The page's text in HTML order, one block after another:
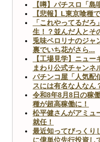
【噂】パチスロ「
【悲報】L東京喰種
「これやってるだ
生！？並んだ人とそ
兎味ペロリナのジャ
裏でいち花がさら...
【工場見学】ニュ
まわり公式チャンネ
パチンコ屋「人気配
スには有名な人なん
令和8年8月8日の稼
種が超高稼働に！
松平健さんがアミュ
就任！
最近知ってびっくり
に億単位先行投資し